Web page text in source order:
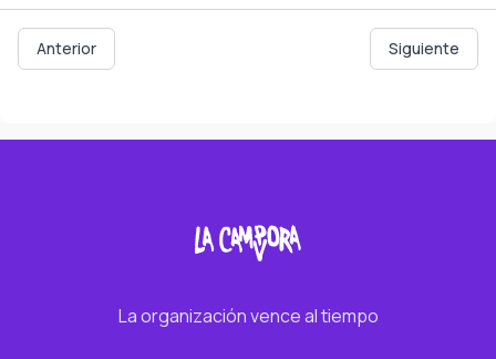
Anterior Siguiente
La organización vence al tiempo